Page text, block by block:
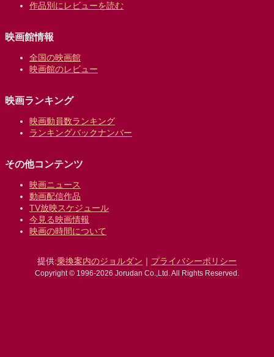
作品別にレビューを読む
映画館情報
全国の映画館
映画館のレビュー
映画ランキング
映画動員数ランキング
ランキングバックナンバー
その他コンテンツ
映画ニュース
動画配信作品
TV放映スケジュール
今見る映画情報
映画の時間について
提供:乗換案内のジョルダン ｜ プライバシーポリシー
Copyright © 1996-2026 Jorudan Co.,Ltd. All Rights Reserved.